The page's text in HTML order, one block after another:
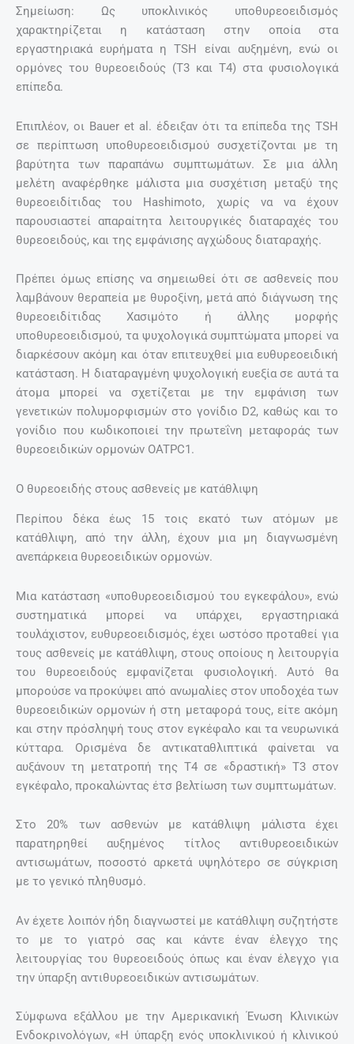
Σημείωση: Ως υποκλινικός υποθυρεοειδισμός
χαρακτηρίζεται η κατάσταση στην οποία στα
εργαστηριακά ευρήματα η TSH είναι αυξημένη, ενώ οι
ορμόνες του θυρεοειδούς (Τ3 και Τ4) στα φυσιολογικά
επίπεδα.
Επιπλέον, οι Bauer et al. έδειξαν ότι τα επίπεδα της TSH
σε περίπτωση υποθυρεοειδισμού συσχετίζονται με τη
βαρύτητα των παραπάνω συμπτωμάτων. Σε μια άλλη
μελέτη αναφέρθηκε μάλιστα μια συσχέτιση μεταξύ της
θυρεοειδίτιδας του Hashimoto, χωρίς να να έχουν
παρουσιαστεί απαραίτητα λειτουργικές διαταραχές του
θυρεοειδούς, και της εμφάνισης αγχώδους διαταραχής.
Πρέπει όμως επίσης να σημειωθεί ότι σε ασθενείς που
λαμβάνουν θεραπεία με θυροξίνη, μετά από διάγνωση της
θυρεοειδίτιδας Χασιμότο ή άλλης μορφής
υποθυρεοειδισμού, τα ψυχολογικά συμπτώματα μπορεί να
διαρκέσουν ακόμη και όταν επιτευχθεί μια ευθυρεοειδική
κατάσταση. Η διαταραγμένη ψυχολογική ευεξία σε αυτά τα
άτομα μπορεί να σχετίζεται με την εμφάνιση των
γενετικών πολυμορφισμών στο γονίδιο D2, καθώς και το
γονίδιο που κωδικοποιεί την πρωτεΐνη μεταφοράς των
θυρεοειδικών ορμονών OATPC1.
Ο θυρεοειδής στους ασθενείς με κατάθλιψη
Περίπου δέκα έως 15 τοις εκατό των ατόμων με
κατάθλιψη, από την άλλη, έχουν μια μη διαγνωσμένη
ανεπάρκεια θυρεοειδικών ορμονών.
Μια κατάσταση «υποθυρεοειδισμού του εγκεφάλου», ενώ
συστηματικά μπορεί να υπάρχει, εργαστηριακά
τουλάχιστον, ευθυρεοειδισμός, έχει ωστόσο προταθεί για
τους ασθενείς με κατάθλιψη, στους οποίους η λειτουργία
του θυρεοειδούς εμφανίζεται φυσιολογική. Αυτό θα
μπορούσε να προκύψει από ανωμαλίες στον υποδοχέα των
θυρεοειδικών ορμονών ή στη μεταφορά τους, είτε ακόμη
και στην πρόσληψή τους στον εγκέφαλο και τα νευρωνικά
κύτταρα. Ορισμένα δε αντικαταθλιπτικά φαίνεται να
αυξάνουν τη μετατροπή της Τ4 σε «δραστική» Τ3 στον
εγκέφαλο, προκαλώντας έτσ βελτίωση των συμπτωμάτων.
Στο 20% των ασθενών με κατάθλιψη μάλιστα έχει
παρατηρηθεί αυξημένος τίτλος αντιθυρεοειδικών
αντισωμάτων, ποσοστό αρκετά υψηλότερο σε σύγκριση
με το γενικό πληθυσμό.
Αν έχετε λοιπόν ήδη διαγνωστεί με κατάθλιψη συζητήστε
το με το γιατρό σας και κάντε έναν έλεγχο της
λειτουργίας του θυρεοειδούς όπως και έναν έλεγχο για
την ύπαρξη αντιθυρεοειδικών αντισωμάτων.
Σύμφωνα εξάλλου με την Αμερικανική Ένωση Κλινικών
Ενδοκρινολόγων, «Η ύπαρξη ενός υποκλινικού ή κλινικού